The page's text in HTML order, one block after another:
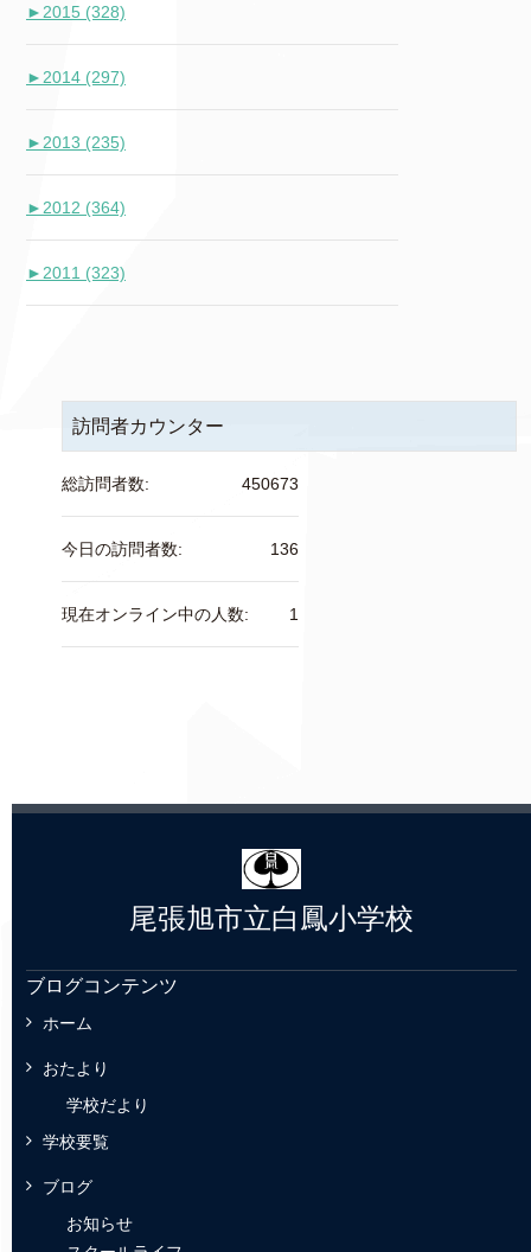
► 2015 (328)
► 2014 (297)
► 2013 (235)
► 2012 (364)
► 2011 (323)
訪問者カウンター
450673
総訪問者数:
136
今日の訪問者数:
1
現在オンライン中の人数:
尾張旭市立白鳳小学校
ブログコンテンツ
ホーム
おたより
学校だより
学校要覧
ブログ
お知らせ